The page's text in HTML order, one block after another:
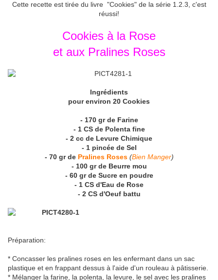
Cette recette est tirée du livre "Cookies" de la série 1.2.3, c'est
réussi!
Cookies à la Rose
et aux Pralines Roses
Ingrédients
pour environ 20 Cookies
- 170 gr de Farine
- 1 CS de Polenta fine
- 2 cc de Levure Chimique
- 1 pincée de Sel
- 70 gr de Pralines Roses (Bien Manger)
- 100 gr de Beurre mou
- 60 gr de Sucre en poudre
- 1 CS d'Eau de Rose
- 2 CS d'Oeuf battu
Préparation:
* Concasser les pralines roses en les enfermant dans un sac
plastique et en frappant dessus à l'aide d'un rouleau à pâtisserie.
* Mélanger la farine, la polenta, la levure, le sel avec les pralines